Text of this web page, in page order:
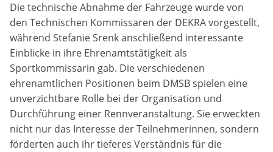
Die technische Abnahme der Fahrzeuge wurde von
den Technischen Kommissaren der DEKRA vorgestellt,
während Stefanie Srenk anschließend interessante
Einblicke in ihre Ehrenamtstätigkeit als
Sportkommissarin gab. Die verschiedenen
ehrenamtlichen Positionen beim DMSB spielen eine
unverzichtbare Rolle bei der Organisation und
Durchführung einer Rennveranstaltung. Sie erweckten
nicht nur das Interesse der Teilnehmerinnen, sondern
förderten auch ihr tieferes Verständnis für die
Statistiken
Cookies, die der Sammlung von Informationen und
Erstellung von Berichten über die Website-
Nutzungsstatistik dienen, ohne dass einzelne
Besucher persönlich identifiziert werden können.
Google Analytics
_gat, _ga, _gid